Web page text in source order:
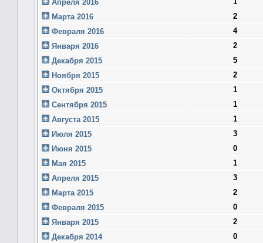
Апреля 2016
Марта 2016
2
Февраля 2016
4
Января 2016
2
Декабря 2015
5
Ноября 2015
2
Октября 2015
1
Сентября 2015
1
Августа 2015
1
Июля 2015
3
Июня 2015
0
Мая 2015
1
Апреля 2015
3
Марта 2015
2
Февраля 2015
0
Января 2015
2
Декабря 2014
0